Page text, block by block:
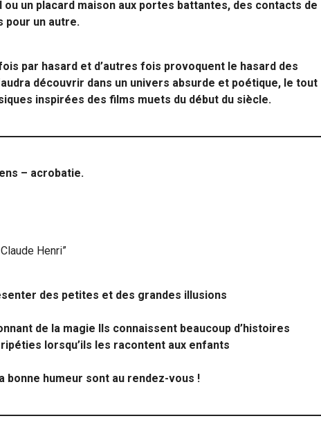
ou un placard maison aux portes battantes, des contacts de
pour un autre.
par hasard et d’autres fois provoquent le hasard des
découvrir dans un univers absurde et poétique, le tout
inspirées des films muets du début du siècle.
– acrobatie.
Henri”
des petites et des grandes illusions
de la magie Ils connaissent beaucoup d’histoires
lorsqu’ils les racontent aux enfants
bonne humeur sont au rendez-vous !